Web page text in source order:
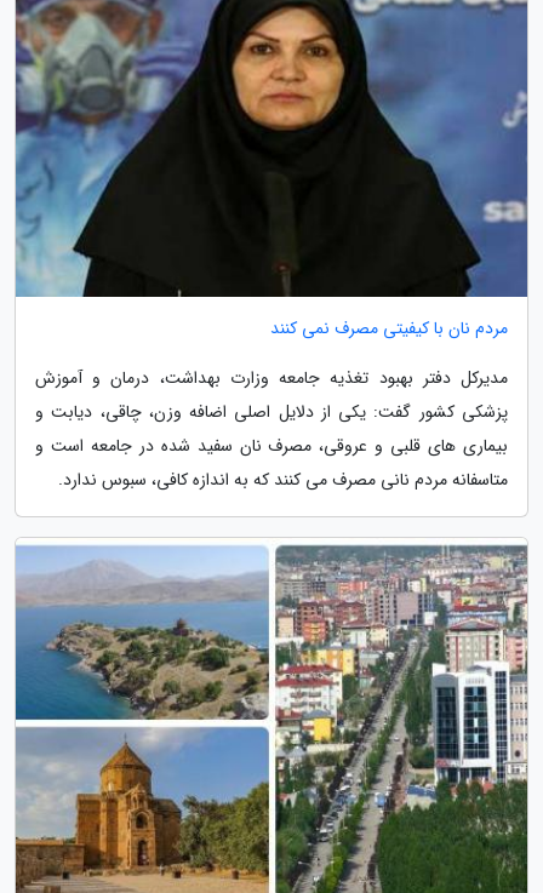
مردم نان با کیفیتی مصرف نمی کنند
مدیرکل دفتر بهبود تغذیه جامعه وزارت بهداشت، درمان و آموزش
پزشکی کشور گفت: یکی از دلایل اصلی اضافه وزن، چاقی، دیابت و
بیماری های قلبی و عروقی، مصرف نان سفید شده در جامعه است و
متاسفانه مردم نانی مصرف می کنند که به اندازه کافی، سبوس ندارد.